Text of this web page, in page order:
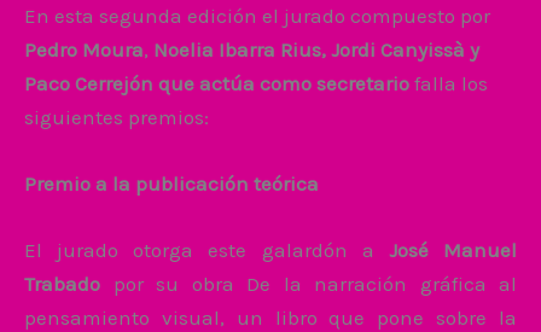
En esta segunda edición el jurado compuesto por
Pedro Moura, Noelia Ibarra Rius, Jordi Canyissà y
Paco Cerrejón que actúa como secretario falla los
siguientes premios:
Premio a la publicación teórica
El jurado otorga este galardón a José Manuel
Trabado por su obra De la narración gráfica al
pensamiento visual, un libro que pone sobre la